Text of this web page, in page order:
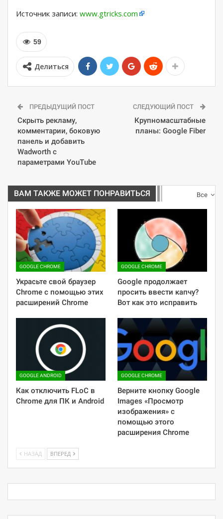
Источник записи: www.gtricks.com
59
Делиться
ПРЕДЫДУЩИЙ ПОСТ
Скрыть рекламу,
комментарии, боковую
панель и добавить
Wadworth с
параметрами YouTube
СЛЕДУЮЩИЙ ПОСТ
Крупномасштабные
планы: Google Fiber
Все
ВАМ ТАКЖЕ МОЖЕТ ПОНРАВИТЬСЯ
GOOGLE CHROME
Украсьте свой браузер
Chrome с помощью этих
расширений Chrome
GOOGLE CHROME
Google продолжает
просить ввести капчу?
Вот как это исправить
GOOGLE ANDROID
Как отключить FLoC в
Chrome для ПК и Android
GOOGLE CHROME
Верните кнопку Google
Images «Просмотр
изображения» с
помощью этого
расширения Chrome
НАЗАД ВПЕРЕД